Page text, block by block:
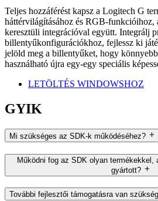
Teljes hozzáférést kapsz a Logitech G
háttérvilágításához és RGB-
keresztüli integrációval együtt. Integrálj
billentyűkonfigurációkhoz, fejlessz ki
jelöld meg a billentyűket, hogy
használható újra egy-egy speciális
LETÖLTÉS WINDOWSHOZ
GYIK
Mi szükséges az SDK-k működéséhez?
Működni fog az SDK olyan termékekkel,
gyártott?
További fejlesztői támogatásra van